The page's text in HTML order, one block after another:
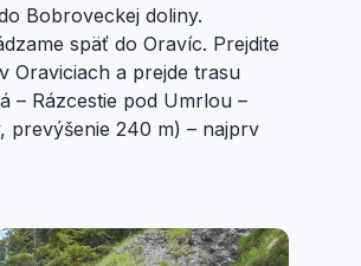
Bobroveckej doliny.
späť do Oravíc. Prejdite
Oraviciach a prejde trasu
– Rázcestie pod Umrlou –
prevýšenie 240 m) – najprv